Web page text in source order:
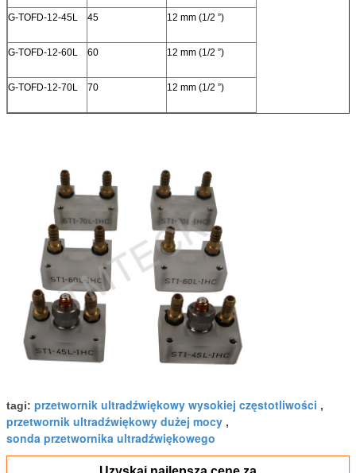
G-TOFD-12-45L 45 12 mm (1/2 ”)
G-TOFD-12-60L 60 12 mm (1/2 ”)
G-TOFD-12-70L 70 12 mm (1/2 ”)
tagi: przetwornik ultradźwiękowy wysokiej częstotliwości ,
przetwornik ultradźwiękowy dużej mocy ,
sonda przetwornika ultradźwiękowego